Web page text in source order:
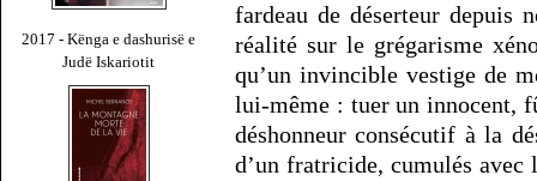
2017 - Kënga e dashurisë e
Judë Iskariotit
fardeau de déserteur depuis
réalité sur le grégarisme
qu’un invincible vestige de
lui-même : tuer un innocent,
déshonneur consécutif à la
d’un fratricide, cumulés avec